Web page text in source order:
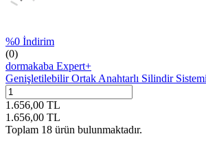
%0 İndirim
(0)
dormakaba Expert+
Genişletilebilir Ortak Anahtarlı Silindir Sistemi
1.656,00 TL
1.656,00 TL
Toplam 18 ürün bulunmaktadır.